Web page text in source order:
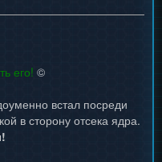
его! ©
встал посреди
в сторону отсека ядра.